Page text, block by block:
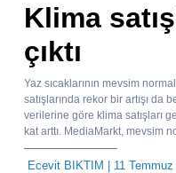
Klima
çıktı
Yaz sıcaklarının mevsim
satışlarında rekor bir artışı da
verilerine göre klima satışları
kat arttı. MediaMarkt, mevsim
Ecevit BIKTIM | 11